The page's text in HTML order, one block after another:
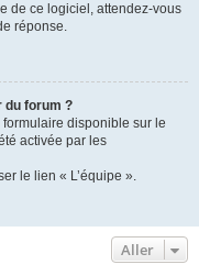
de ce logiciel, attendez-vous
réponse.
du forum ?
disponible sur le
activée par les
le lien « L’équipe ».
Aller